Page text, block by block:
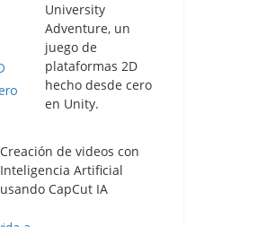
University
Adventure, un
juego de
plataformas 2D
hecho desde cero
en Unity.
Creación de videos con
Inteligencia Artificial
usando CapCut IA